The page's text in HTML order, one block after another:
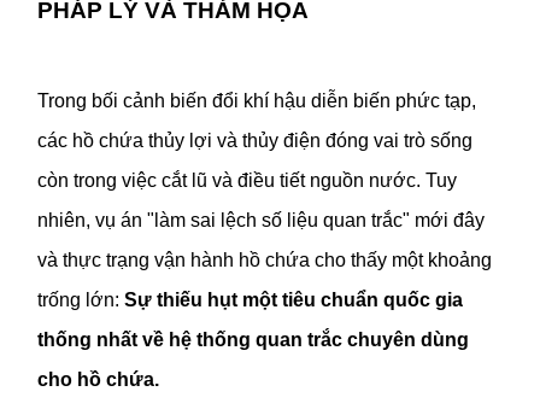
PHÁP LÝ VÀ THẢM HỌA
Trong bối cảnh biến đổi khí hậu diễn biến phức tạp,
các hồ chứa thủy lợi và thủy điện đóng vai trò sống
còn trong việc cắt lũ và điều tiết nguồn nước. Tuy
nhiên, vụ án "làm sai lệch số liệu quan trắc" mới đây
và thực trạng vận hành hồ chứa cho thấy một khoảng
trống lớn: Sự thiếu hụt một tiêu chuẩn quốc gia
thống nhất về hệ thống quan trắc chuyên dùng
cho hồ chứa.